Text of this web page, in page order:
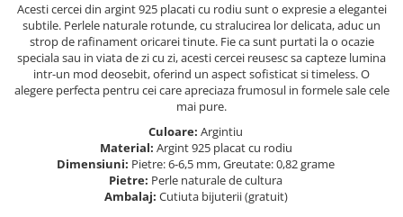
Acesti cercei din argint 925 placati cu rodiu sunt o expresie a elegantei
subtile. Perlele naturale rotunde, cu stralucirea lor delicata, aduc un
strop de rafinament oricarei tinute. Fie ca sunt purtati la o ocazie
speciala sau in viata de zi cu zi, acesti cercei reusesc sa capteze lumina
intr-un mod deosebit, oferind un aspect sofisticat si timeless. O
alegere perfecta pentru cei care apreciaza frumosul in formele sale cele
mai pure.
Culoare: Argintiu
Material: Argint 925 placat cu rodiu
Dimensiuni: Pietre: 6-6,5 mm, Greutate: 0,82 grame
Pietre: Perle naturale de cultura
Ambalaj: Cutiuta bijuterii (gratuit)